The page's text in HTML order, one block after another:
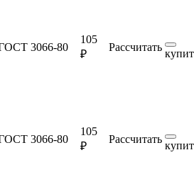
3066-80
105
₽
Рассчитать
3066-80
105
₽
Рассчитать